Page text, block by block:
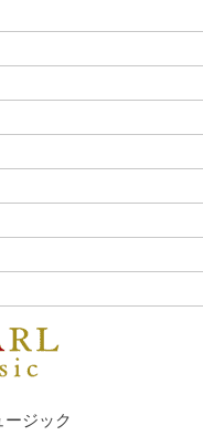
ジック